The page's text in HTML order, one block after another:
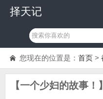
择天记
您现在的位置是： 首页 >
【一个少妇的故事！